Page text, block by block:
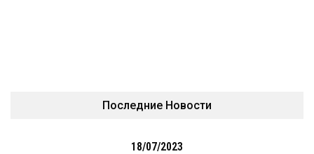
Последние Новости
18/07/2023